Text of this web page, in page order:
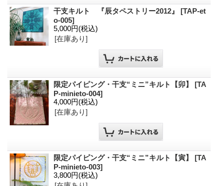
干支キルト 『辰タペストリー2012』 [TAP-et
o-005]
5,000円(税込)
[在庫あり]
限定パイピング・干支“ミニ”キルト【卯】 [TA
P-minieto-004]
4,000円(税込)
[在庫あり]
限定パイピング・干支“ミニ”キルト【寅】 [TA
P-minieto-003]
3,800円(税込)